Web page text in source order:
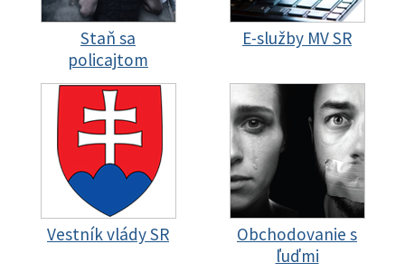
Staň sa
policajtom
E-služby MV SR
Vestník vlády SR
Obchodovanie s
ľuďmi